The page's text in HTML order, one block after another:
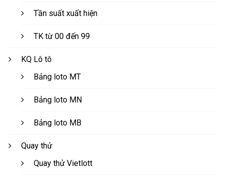
Tần suất xuất hiện
TK từ 00 đến 99
KQ Lô tô
Bảng loto MT
Bảng loto MN
Bảng loto MB
Quay thử
Quay thử Vietlott